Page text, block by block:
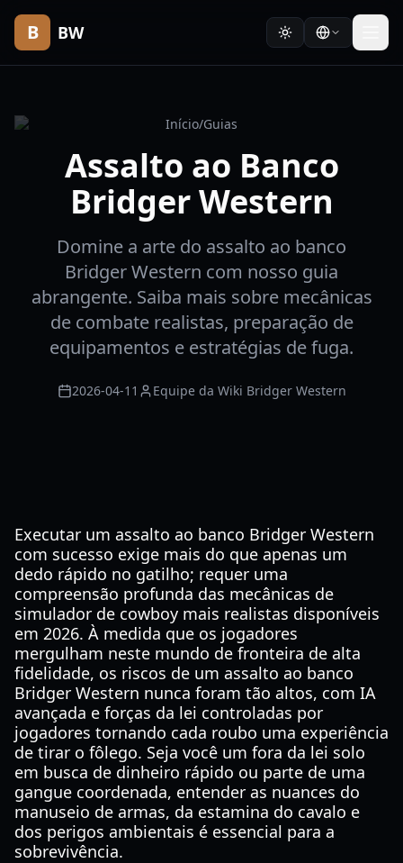
B BW
Início/Guias
Assalto ao Banco
Bridger Western
Domine a arte do assalto ao banco
Bridger Western com nosso guia
abrangente. Saiba mais sobre mecânicas
de combate realistas, preparação de
equipamentos e estratégias de fuga.
2026-04-11 Equipe da Wiki Bridger Western
Executar um assalto ao banco Bridger Western
com sucesso exige mais do que apenas um
dedo rápido no gatilho; requer uma
compreensão profunda das mecânicas de
simulador de cowboy mais realistas disponíveis
em 2026. À medida que os jogadores
mergulham neste mundo de fronteira de alta
fidelidade, os riscos de um assalto ao banco
Bridger Western nunca foram tão altos, com IA
avançada e forças da lei controladas por
jogadores tornando cada roubo uma experiência
de tirar o fôlego. Seja você um fora da lei solo
em busca de dinheiro rápido ou parte de uma
gangue coordenada, entender as nuances do
manuseio de armas, da estamina do cavalo e
dos perigos ambientais é essencial para a
sobrevivência.